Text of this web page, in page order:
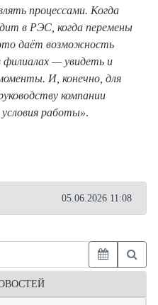
процессами. Когда
в РЭС, когда перемены
даёт возможность
филиалах — увидеть и
И, конечно, для
компании
работы».
05.06.2026 11:08